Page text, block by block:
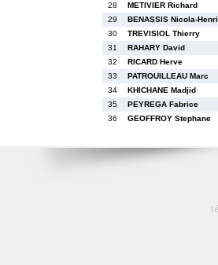
28
METIVIER Richard
29
BENASSIS Nicola-Henri
30
TREVISIOL Thierry
31
RAHARY David
32
RICARD Herve
33
PATROUILLEAU Marc
34
KHICHANE Madjid
35
PEYREGA Fabrice
36
GEOFFROY Stephane